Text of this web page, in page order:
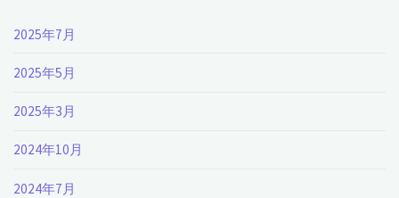
2025年7月
2025年5月
2025年3月
2024年10月
2024年7月